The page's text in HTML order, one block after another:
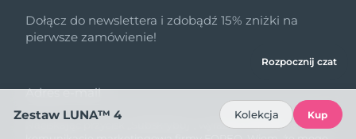
Dołącz do newslettera i zdobądź 15% zniżki na
pierwsze zamówienie!
Adres e-mail
Naciskając przycisk „Subskrybuj”, wyrażam zgodę na
Rozpocznij czat
Zestaw LUNA™ 4 Kolekcja Kup